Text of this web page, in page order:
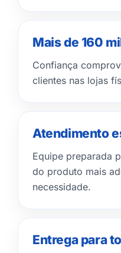
Mais de 160
Confiança
clientes nas lojas
Atendimento
Equipe preparada
do produto mais
necessidade.
Entrega para